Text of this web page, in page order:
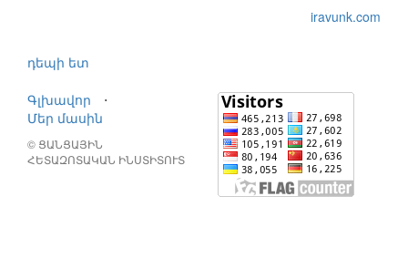
iravunk.com
դեպի ետ
Գլխավոր
⋅
Մեր մասին
© ՑԱՆՑԱՅԻՆ
ՀԵՏԱԶՈՏԱԿԱՆ ԻՆՍՏԻՏՈՒՏ